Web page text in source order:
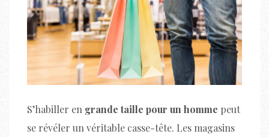
S’habiller en grande taille pour un homme peut
se révéler un véritable casse-tête. Les magasins